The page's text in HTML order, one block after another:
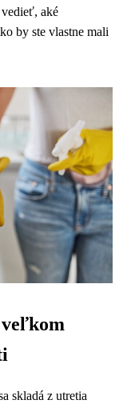
aké
by ste vlastne mali
skladá z utretia